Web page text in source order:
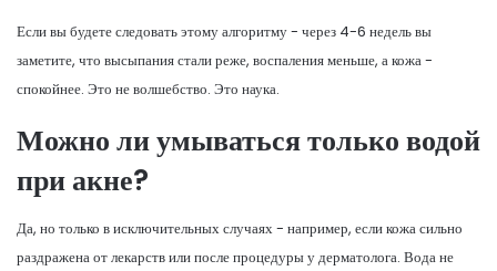
Если вы будете следовать этому алгоритму - через 4-6 недель вы
заметите, что высыпания стали реже, воспаления меньше, а кожа -
спокойнее. Это не волшебство. Это наука.
Можно ли умываться только водой
при акне?
Да, но только в исключительных случаях - например, если кожа сильно
раздражена от лекарств или после процедуры у дерматолога. Вода не